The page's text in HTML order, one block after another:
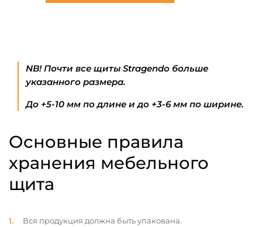
NB! Почти все щиты Stragendo больше
указанного размера.
До +5-10 мм по длине и до +3-6 мм по ширине.
Основные правила
хранения мебельного
щита
Вся продукция должна быть упакована.